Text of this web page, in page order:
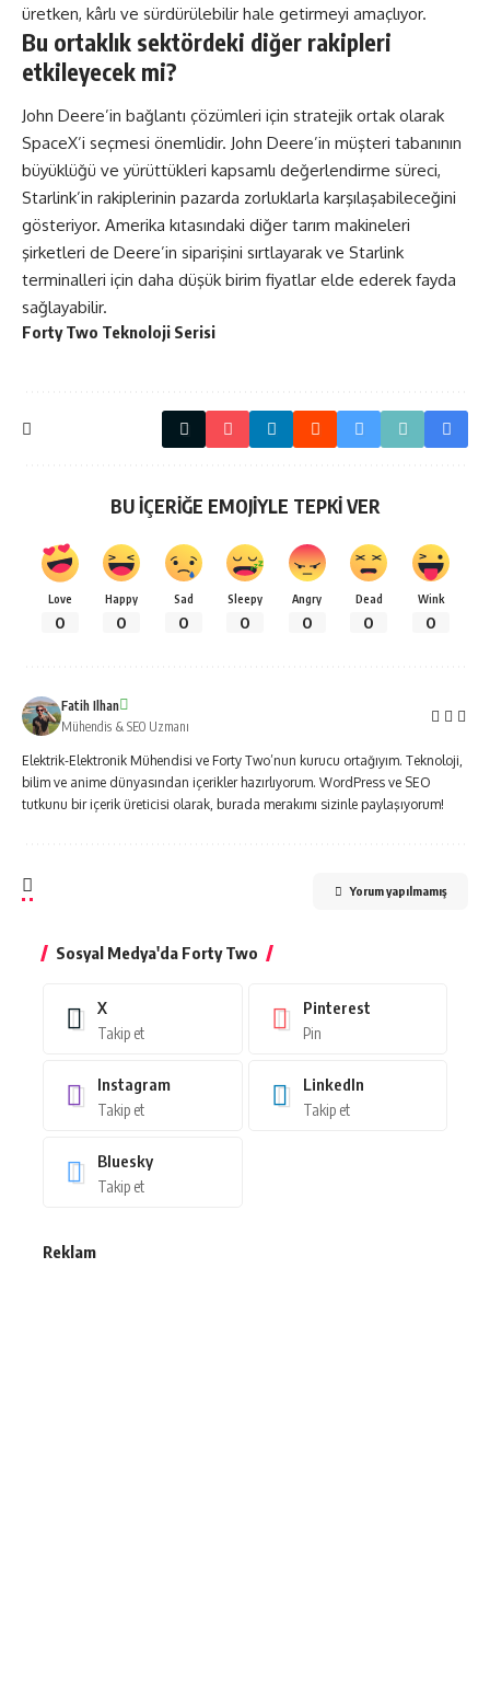
üretken, kârlı ve sürdürülebilir hale getirmeyi amaçlıyor.
Bu ortaklık sektördeki diğer rakipleri
etkileyecek mi?
John Deere’in bağlantı çözümleri için stratejik ortak olarak
SpaceX’i seçmesi önemlidir. John Deere’in müşteri tabanının
büyüklüğü ve yürüttükleri kapsamlı değerlendirme süreci,
Starlink’in rakiplerinin pazarda zorluklarla karşılaşabileceğini
gösteriyor. Amerika kıtasındaki diğer tarım makineleri
şirketleri de Deere’in siparişini sırtlayarak ve Starlink
terminalleri için daha düşük birim fiyatlar elde ederek fayda
sağlayabilir.
Forty Two Teknoloji Serisi
BU İÇERİĞE EMOJİYLE TEPKİ VER
Love
0
Happy
0
Sad
0
Sleepy
0
Angry
0
Dead
0
Wink
0
Fatih Ilhan
Mühendis & SEO Uzmanı
Elektrik-Elektronik Mühendisi ve Forty Two’nun kurucu ortağıyım. Teknoloji,
bilim ve anime dünyasından içerikler hazırlıyorum. WordPress ve SEO
tutkunu bir içerik üreticisi olarak, burada merakımı sizinle paylaşıyorum!
Yorum yapılmamış
Sosyal Medya'da Forty Two
X
Takip et
Pinterest
Pin
Instagram
Takip et
LinkedIn
Takip et
Bluesky
Takip et
Reklam